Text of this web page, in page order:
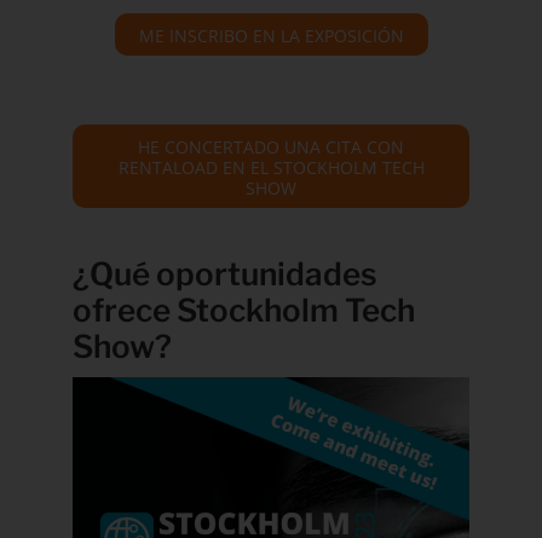
ME INSCRIBO EN LA EXPOSICIÓN
HE CONCERTADO UNA CITA CON
RENTALOAD EN EL STOCKHOLM TECH
SHOW
¿Qué oportunidades
ofrece Stockholm Tech
Show?